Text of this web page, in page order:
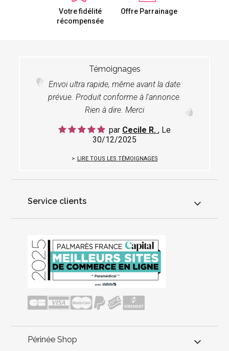
Votre fidélité
récompensée
Offre Parrainage
Témoignages
Envoi ultra rapide, même avant la date
prévue. Produit conforme à l'annonce.
Rien à dire. Merci
par Cecile R. , Le
30/12/2025
LIRE TOUS LES TÉMOIGNAGES
Service clients
Périnée Shop